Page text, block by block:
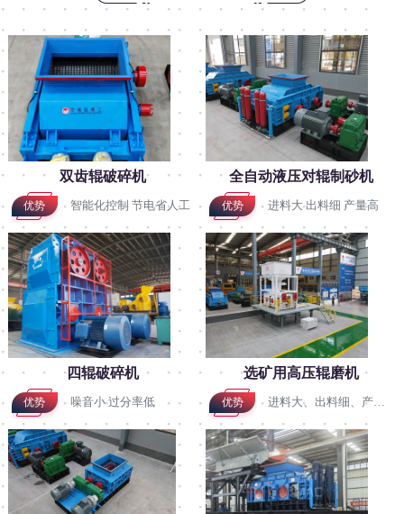
双齿辊破碎机
优势 智能化控制 节电省人工
全自动液压对辊制砂机
优势 进料大 出料细 产量高
四辊破碎机
优势 噪音小 过分率低
选矿用高压辊磨机
优势 进料大、出料细、产量高